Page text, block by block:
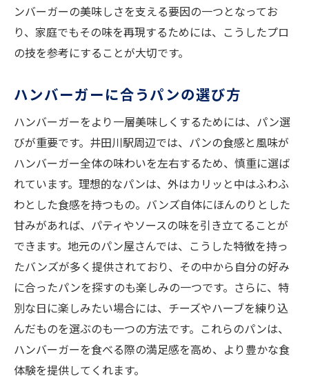
ンバーガーの美味しさを支える要因の一つとなってお
り、家庭でもその味を再現するためには、こうしたプロ
の技を参考にすることが大切です。
ハンバーガーに合うパンの選び方
ハンバーガーをより一層美味しくするためには、パン選
びが重要です。井田川駅周辺では、パンの食感と風味が
ハンバーガー全体の味わいを左右するため、慎重に選ば
れています。理想的なパンは、外はカリッと中はふわふ
わとした食感を持つもの。バンズ自体にほんのりとした
甘みがあれば、パティやソースの味を引き立てることが
できます。地元のパン屋さんでは、こうした特徴を持っ
たバンズが多く提供されており、その中から自分の好み
に合ったパンを探すのも楽しみの一つです。さらに、特
別な日に楽しみたい場合には、チーズやハーブを練り込
んだものを選ぶのも一つの方法です。これらのパンは、
ハンバーガーを食べる際の満足感を高め、より豊かな食
体験を提供してくれます。